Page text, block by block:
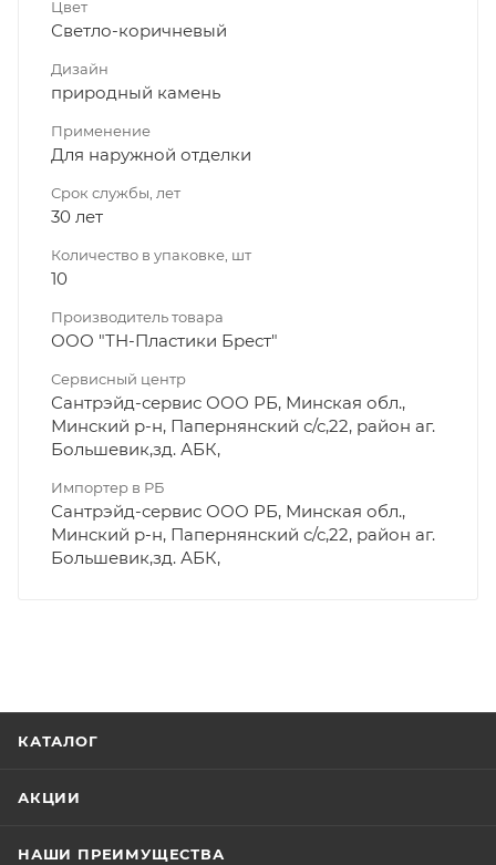
Цвет
Светло-коричневый
Дизайн
природный камень
Применение
Для наружной отделки
Срок службы, лет
30 лет
Количество в упаковке, шт
10
Производитель товара
ООО "ТН-Пластики Брест"
Сервисный центр
Сантрэйд-сервис ООО РБ, Минская обл.,
Минский р-н, Папернянский с/с,22, район аг.
Большевик,зд. АБК,
Импортер в РБ
Сантрэйд-сервис ООО РБ, Минская обл.,
Минский р-н, Папернянский с/с,22, район аг.
Большевик,зд. АБК,
КАТАЛОГ
АКЦИИ
НАШИ ПРЕИМУЩЕСТВА